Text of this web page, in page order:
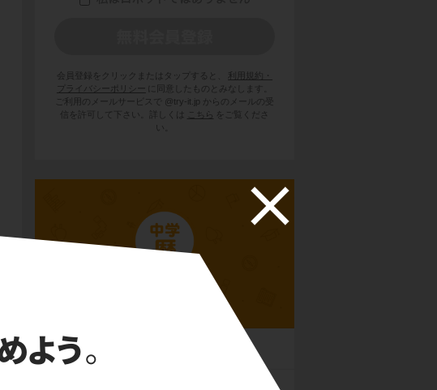
会員登録をクリックまたはタップすると、
利用規約・
プライバシーポリシー
に同意したものとみなします。
ご利用のメールサービスで @try-it.jp からのメールの受
信を許可して下さい。詳しくは
こちら
をご覧くださ
い。
古代文明